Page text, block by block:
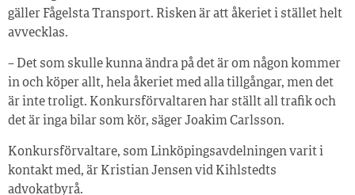
gäller Fågelsta Transport. Risken är att åkeriet i stället helt
avvecklas.
– Det som skulle kunna ändra på det är om någon kommer
in och köper allt, hela åkeriet med alla tillgångar, men det
är inte troligt. Konkursförvaltaren har ställt all trafik och
det är inga bilar som kör, säger Joakim Carlsson.
Konkursförvaltare, som Linköpingsavdelningen varit i
kontakt med, är Kristian Jensen vid Kihlstedts
advokatbyrå.